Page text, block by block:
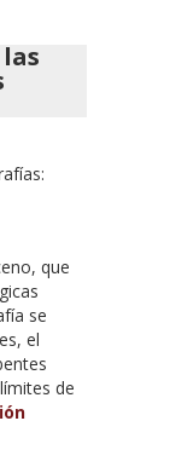
que
se
el
de